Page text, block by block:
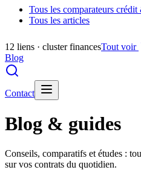
Tous les comparateurs
Tous les articles
12 liens · cluster financesTout voir
Blog
Contact
Blog & guides
Conseils, comparatifs et études :
sur vos contrats du quotidien.